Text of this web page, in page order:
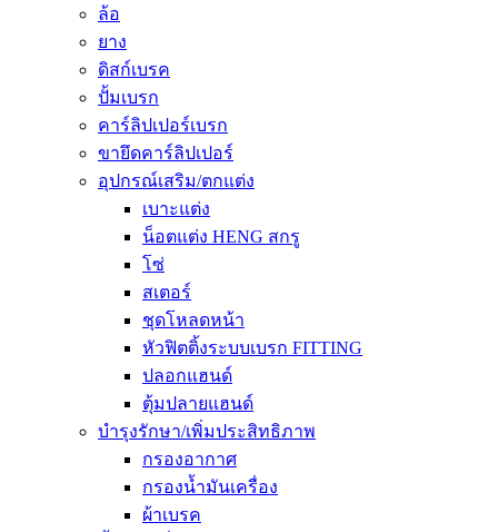
ล้อ
ยาง
ดิสก์เบรค
ปั้มเบรก
คาร์ลิปเปอร์เบรก
ขายึดคาร์ลิปเปอร์
อุปกรณ์เสริม/ตกแต่ง
เบาะแต่ง
น็อตแต่ง HENG สกรู
โซ่
สเตอร์
ชุดโหลดหน้า
หัวฟิตติ้งระบบเบรก FITTING
ปลอกแฮนด์
ตุ้มปลายแฮนด์
บำรุงรักษา/เพิ่มประสิทธิภาพ
กรองอากาศ
กรองน้ำมันเครื่อง
ผ้าเบรค